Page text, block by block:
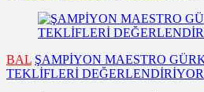
BAL ŞAMPİYON MAESTRO
TEKLİFLERİ